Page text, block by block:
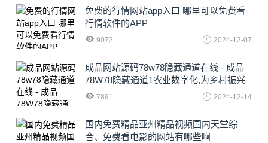
免费的行情网站app入口 哪里可以免费看
行情软件的APP
9072 2024-12-07
成品网站源码78w78隐藏通道在线 - 成品
78W78隐藏通道1农业数字化,为乡村振兴
注入新动力
7891 2024-12-14
国内免费精品亚州精品视频国内天堂综
合、免费看电影的网站有哪些啊